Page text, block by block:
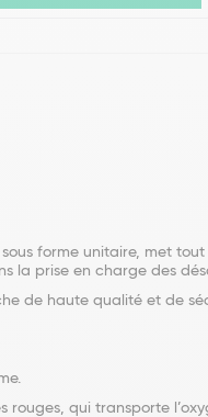
forme unitaire, met
la prise en charge des
de haute qualité et de
rouges, qui transporte